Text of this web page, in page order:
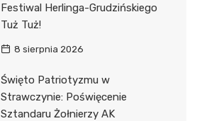
Festiwal Herlinga-Grudzińskiego
Tuż Tuż!
8 sierpnia 2026
Święto Patriotyzmu w
Strawczynie: Poświęcenie
Sztandaru Żołnierzy AK